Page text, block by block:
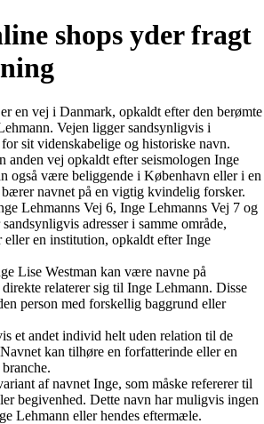
shops yder fragt
en vej i Danmark, opkaldt efter den berømte
Vejen ligger sandsynligvis i
sit videnskabelige og historiske navn.
anden vej opkaldt efter seismologen Inge
også være beliggende i København eller i en
navnet på en vigtig kvindelig forsker.
Lehmanns Vej 6, Inge Lehmanns Vej 7 og
adresser i samme område,
en institution, opkaldt efter Inge
Lise Westman kan være navne på
relaterer sig til Inge Lehmann. Disse
person med forskellig baggrund eller
et andet individ helt uden relation til de
kan tilhøre en forfatterinde eller en
af navnet Inge, som måske refererer til
begivenhed. Dette navn har muligvis ingen
Lehmann eller hendes eftermæle.